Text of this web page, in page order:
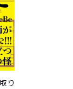
り